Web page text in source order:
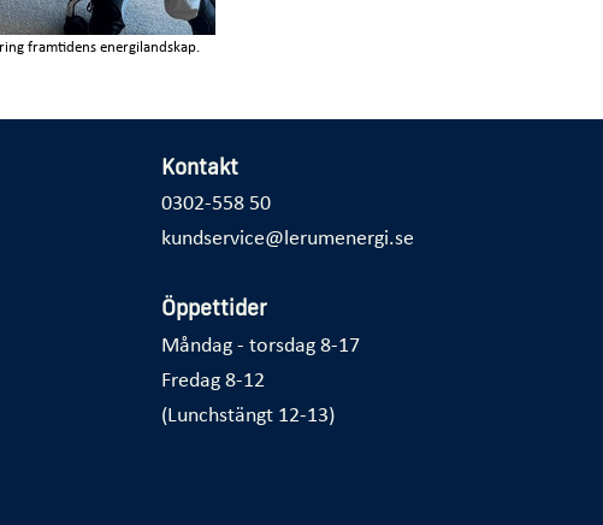
framtidens energilandskap.
Kontakt
0302-558 50
kundservice@lerumenergi.se
Öppettider
Måndag - torsdag 8-17
Fredag 8-12
(Lunchstängt 12-13)